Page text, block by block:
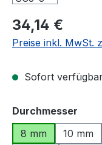
Regulärer Preis:
34,14 €
Preise inkl. MwSt.
Sofort
Durchmesser
8 mm
10 mm